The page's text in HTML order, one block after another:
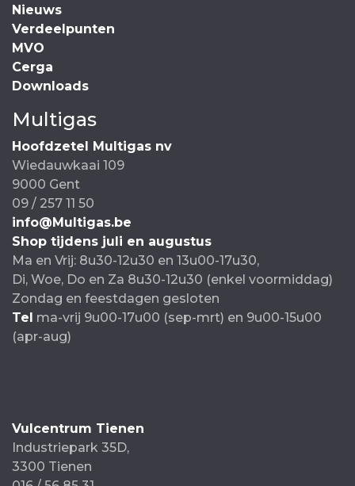
Nieuws
Verdeelpunten
MVO
Cerga
Downloads
Multigas
Hoofdzetel Multigas nv
Wiedauwkaai 109
9000 Gent
09 / 257 11 50
info@Multigas.be
Shop tijdens juli en augustus
Ma en Vrij: 8u30-12u30 en 13u00-17u30,
Di, Woe, Do en Za 8u30-12u30 (enkel voormiddag)
Zondag en feestdagen gesloten
Tel ma-vrij 9u00-17u00 (sep-mrt) en 9u00-15u00
(apr-aug)
Vulcentrum Tienen
Industriepark 35D,
3300 Tienen